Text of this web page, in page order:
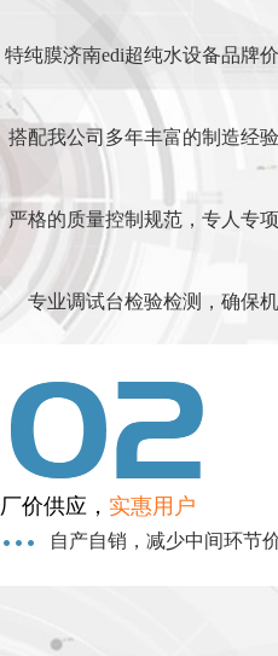
特纯膜济南edi超纯水设备品牌
搭配我公司多年丰富的制造经
严格的质量控制规范，专人专
专业调试台检验检测，确保
厂价供应， 实惠用户
自产自销，减少中间环节